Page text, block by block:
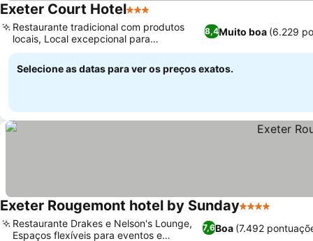
Exeter Court Hotel3 Estrelas
8,4Muito boa (6.229
Restaurante tradicional com produtos
locais, Local excepcional para
casamentos e eventos
Selecione as datas para ver os preços exatos.
Exeter Rougemont hotel by Sunday4 Estrelas
7,6Boa (7.492
Restaurante Drakes e Nelson's Lounge,
Espaços flexíveis para eventos e